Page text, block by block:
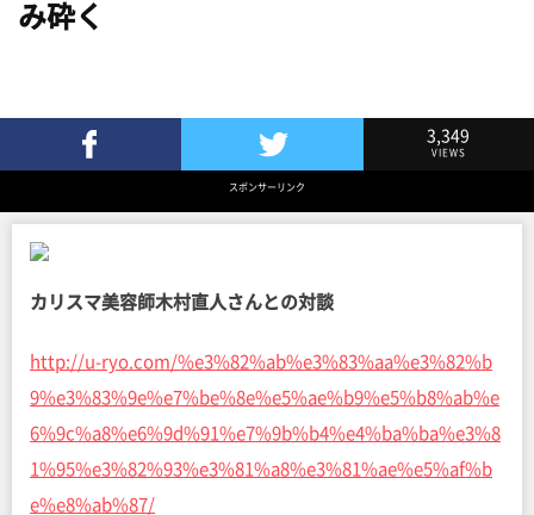
み砕く
Twitterでツイート
3,349
VIEWS
スポンサーリンク
カリスマ美容師木村直人さんとの対談
http://u-ryo.com/%e3%82%ab%e3%83%aa%e3%82%b
9%e3%83%9e%e7%be%8e%e5%ae%b9%e5%b8%ab%e
6%9c%a8%e6%9d%91%e7%9b%b4%e4%ba%ba%e3%8
1%95%e3%82%93%e3%81%a8%e3%81%ae%e5%af%b
e%e8%ab%87/